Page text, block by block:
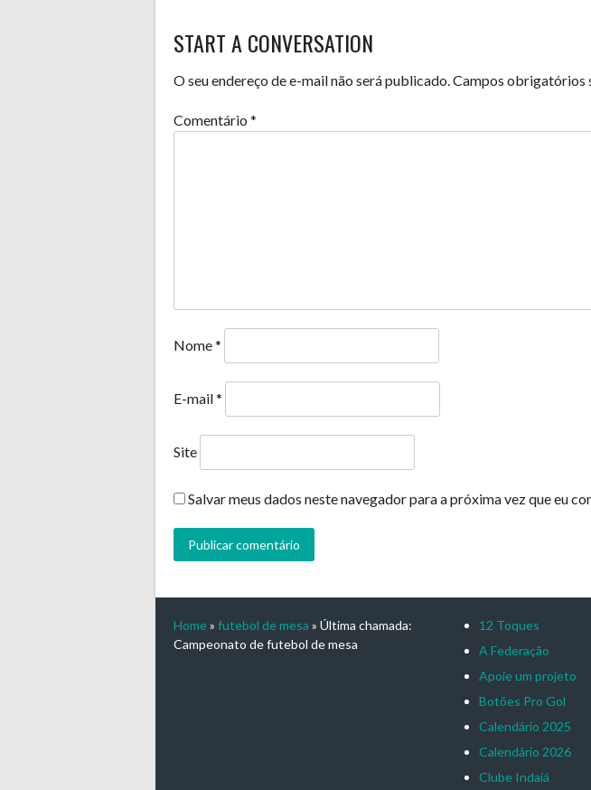
START A CONVERSATION
O seu endereço de e-mail não será publicado. Campos obrigatórios
Comentário *
Nome*
E-mail*
Site
Salvar meus dados neste navegador para a próxima vez que eu
Home » futebol de mesa » Última chamada:
Campeonato de futebol de mesa
12 Toques
A Federação
Apoie um projeto
Botões Pro Gol
Calendário 2025
Calendário 2026
Clube Indaiá